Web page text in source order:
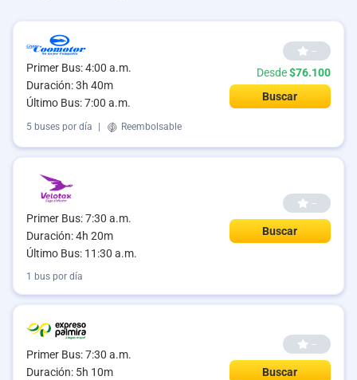
Primer Bus: 4:00 a.m.
Duración: 3h 40m
Último Bus: 7:00 a.m.
--
Desde$76.100
Buscar
5 buses por día Reembolsable
Primer Bus: 7:30 a.m.
Duración: 4h 20m
Último Bus: 11:30 a.m.
--
Buscar
1 bus por día
Primer Bus: 7:30 a.m.
Duración: 5h 10m
--
Buscar